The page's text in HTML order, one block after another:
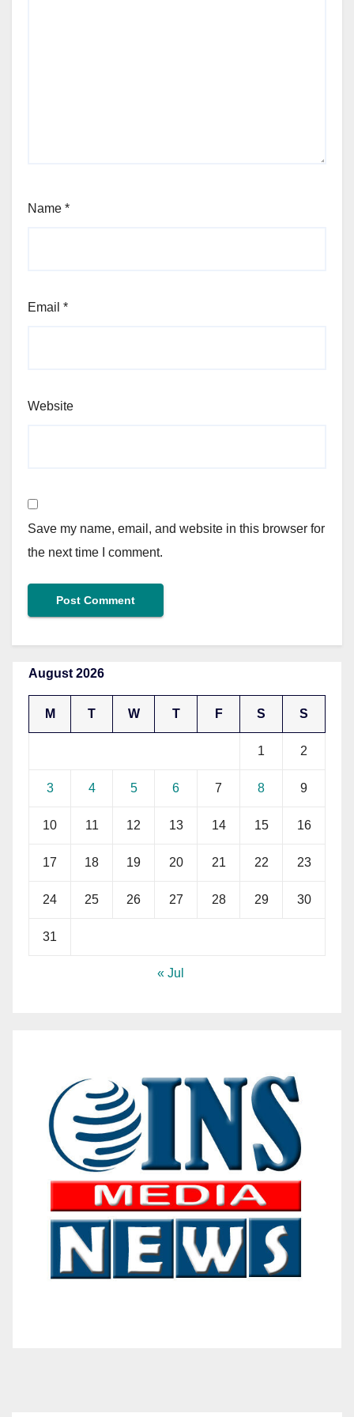
Name *
Email *
Website
Save my name, email, and website in this browser for
the next time I comment.
August 2026
M T W T F S S
1 2
3 4 5 6 7 8 9
10 11 12 13 14 15 16
17 18 19 20 21 22 23
24 25 26 27 28 29 30
31
« Jul